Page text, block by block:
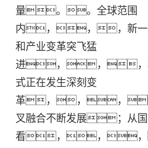
量。。全球范围
内，，，新一
和产业变革突飞猛
进，，，
式正在发生深刻变
革，，，
叉融合不断发展；从
看，，